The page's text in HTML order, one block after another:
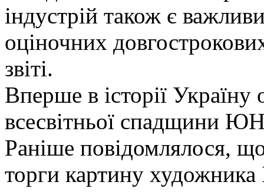
індустрій також є
оціночних
звіті.
Вперше в історії
всесвітньої спадщини
Раніше повідомлялося,
торги картину художника